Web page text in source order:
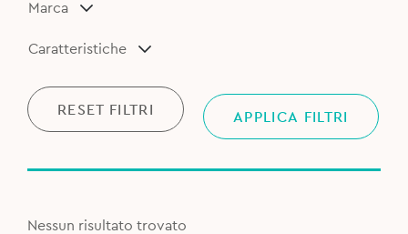
Marca
Caratteristiche
RESET FILTRI APPLICA FILTRI
Nessun risultato trovato